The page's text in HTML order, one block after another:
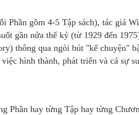
Phần gồm 4-5 Tập sách), tác giả
gần nửa thế kỷ (từ 1929 đến
thông qua ngòi bút "kể chuyện"
hình thành, phát triển và cả sự
Phần hay từng Tập hay từng